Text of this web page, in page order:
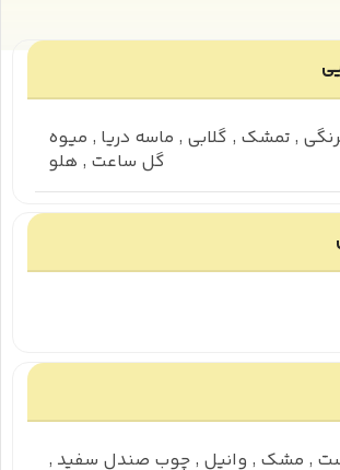
, تمشک , گلابی , ماسه دریا , میوه
گل ساعت , هلو
, مشک , وانیل , چوب صندل سفید ,